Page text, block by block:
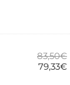
83,50€
79,33€